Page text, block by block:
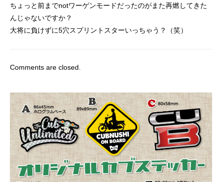
ちょっと前までnotワーゲンモードだったのがまた再燃してきた
んじゃないですか？
大将に負けずに5穴スプリントスターいっちゃう？（笑）
Comments are closed.